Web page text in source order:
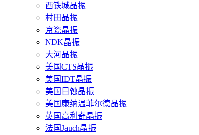
西铁城晶振
村田晶振
京瓷晶振
NDK晶振
大河晶振
美国CTS晶振
美国IDT晶振
美国日蚀晶振
美国康纳温菲尔德晶振
英国高利奇晶振
法国Jauch晶振